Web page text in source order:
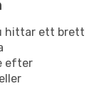
hittar ett brett
efter